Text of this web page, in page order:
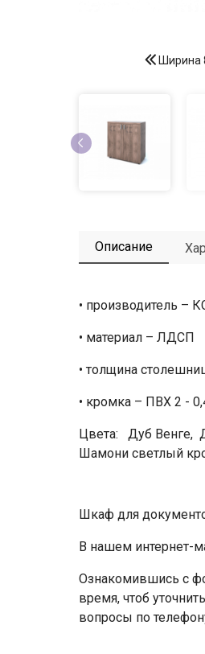
Ширина
Описание
• производитель –
• материал – ЛДСП
• толщина
• кромка – ПВХ 2 -
Цвета: Дуб Венге,
Шамони светлый
Шкаф для
В нашем интернет-
Ознакомившись с
время, чтоб
вопросы по